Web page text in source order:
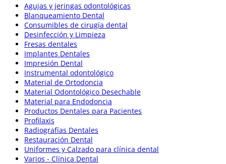
Agujas y jeringas odontológicas
Blanqueamiento Dental
Consumibles de cirugía dental
Desinfección y Limpieza
Fresas dentales
Implantes Dentales
Impresión Dental
Instrumental odontológico
Material de Ortodoncia
Material Odontológico Desechable
Material para Endodoncia
Productos Dentales para Pacientes
Profilaxis
Radiografías Dentales
Restauración Dental
Uniformes y Calzado para clínica dental
Varios - Clínica Dental